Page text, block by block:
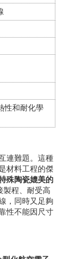
性和耐化學
連難題。這種
材料工程的傑
殊陶瓷媲美的
製程、耐受高
，同時又足夠
性不能因尺寸